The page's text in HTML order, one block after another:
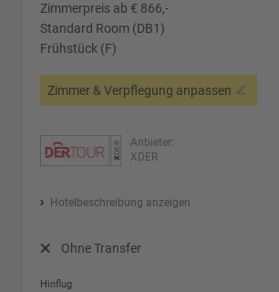
Zimmerpreis ab € 866,-
Standard Room (DB1)
Frühstück (F)
Zimmer & Verpflegung anpassen
Anbieter:
XDER
Hotelbeschreibung anzeigen
Ohne Transfer
Hinflug